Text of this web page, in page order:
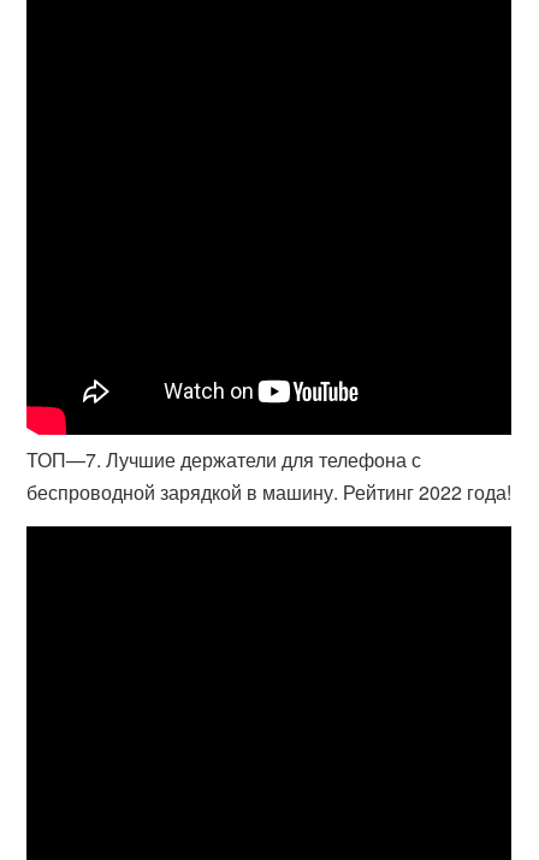
ТОП—7. Лучшие держатели для телефона с
беспроводной зарядкой в машину. Рейтинг 2022 года!